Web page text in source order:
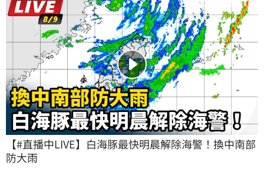
【#直播中LIVE】白海豚最快明晨解除海警！換中南部
防大雨